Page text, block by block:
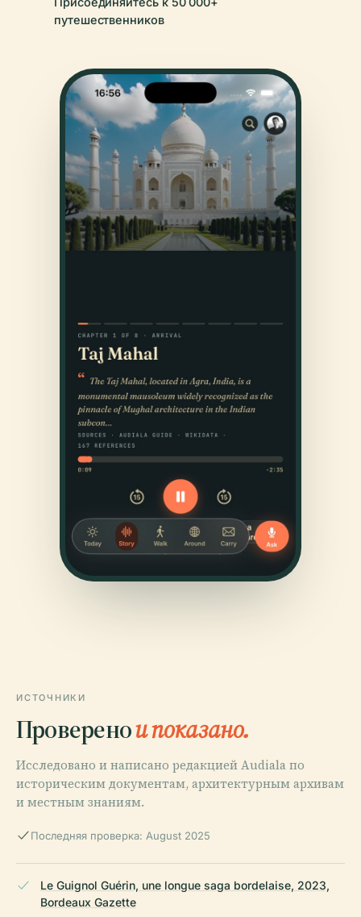
путешественников
ИСТОЧНИКИ
Проверенои показано.
Исследовано и написано редакцией Audiala по
историческим документам, архитектурным архивам
и местным знаниям.
Последняя проверка: August 2025
Le Guignol Guérin, une longue saga bordelaise, 2023,
Bordeaux Gazette